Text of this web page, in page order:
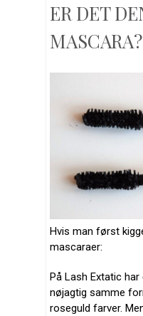
ER DET
MASCARA?
Hvis man først
mascaraer:
På Lash Extatic
nøjagtig samme
roseguld farver.